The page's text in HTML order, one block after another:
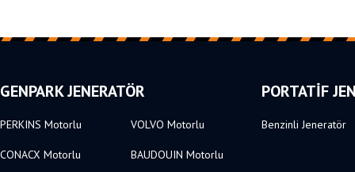
GENPARK JENERATÖR
PERKINS Motorlu VOLVO Motorlu
CONACX Motorlu BAUDOUIN Motorlu
PORTATİF
Benzinli Jeneratör